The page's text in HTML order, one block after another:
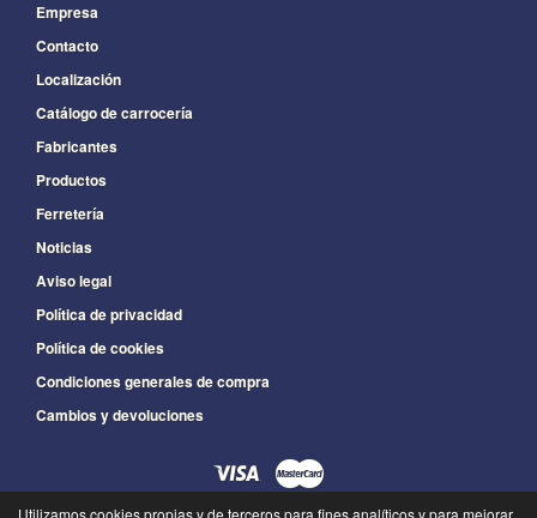
Empresa
Contacto
Localización
Catálogo de carrocería
Fabricantes
Productos
Ferretería
Noticias
Aviso legal
Política de privacidad
Política de cookies
Condiciones generales de compra
Cambios y devoluciones
Utilizamos cookies propias y de terceros para fines analíticos y para mejorar